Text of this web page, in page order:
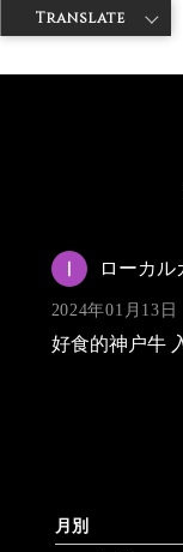
神戸牛ダイヤ > 神戸
ローカル
2024年01月13日
好食的神户牛
月別
Translate